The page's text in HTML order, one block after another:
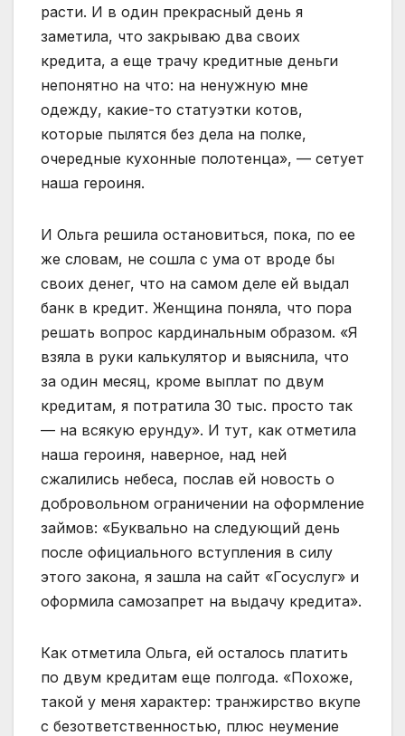
расти. И в один прекрасный день я
заметила, что закрываю два своих
кредита, а еще трачу кредитные деньги
непонятно на что: на ненужную мне
одежду, какие-то статуэтки котов,
которые пылятся без дела на полке,
очередные кухонные полотенца», — сетует
наша героиня.
И Ольга решила остановиться, пока, по ее
же словам, не сошла с ума от вроде бы
своих денег, что на самом деле ей выдал
банк в кредит. Женщина поняла, что пора
решать вопрос кардинальным образом. «Я
взяла в руки калькулятор и выяснила, что
за один месяц, кроме выплат по двум
кредитам, я потратила 30 тыс. просто так
— на всякую ерунду». И тут, как отметила
наша героиня, наверное, над ней
сжалились небеса, послав ей новость о
добровольном ограничении на оформление
займов: «Буквально на следующий день
после официального вступления в силу
этого закона, я зашла на сайт «Госуслуг» и
оформила самозапрет на выдачу кредита».
Как отметила Ольга, ей осталось платить
по двум кредитам еще полгода. «Похоже,
такой у меня характер: транжирство вкупе
с безответственностью, плюс неумение